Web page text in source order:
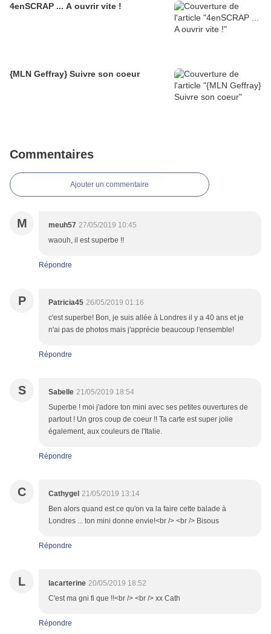
4enSCRAP ... A ouvrir vite !
{MLN Geffray} Suivre son coeur
Commentaires
Ajouter un commentaire
M meuh57 27/05/2019 10:45
waouh, il est superbe !!
Répondre
P Patricia45 26/05/2019 01:16
c'est superbe! Bon, je suis allée à Londres il y a 40 ans et je
n'ai pas de photos mais j'apprécie beaucoup l'ensemble!
Répondre
S Sabelle 21/05/2019 18:54
Superbe ! moi j'adore ton mini avec ses petites ouvertures de
partout ! Un gros coup de coeur !! Ta carte est super jolie
également, aux couleurs de l'Italie.
Répondre
C Cathygel 21/05/2019 13:14
Ben alors quand est ce qu'on va la faire cette balade à
Londres ... ton mini donne envie!<br /> <br /> Bisous
Répondre
L lacarterine 20/05/2019 18:52
C'est ma gni fi que !!<br /> <br /> xx Cath
Répondre